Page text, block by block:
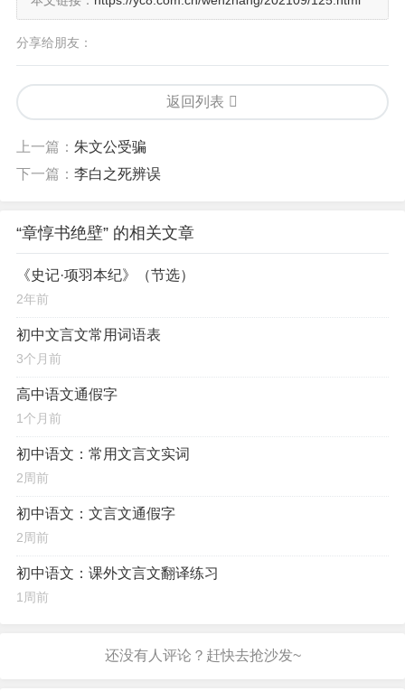
分享给朋友：
返回列表
上一篇： 朱文公受骗
下一篇： 李白之死辨误
“章惇书绝壁” 的相关文章
《史记·项羽本纪》（节选）
2年前
初中文言文常用词语表
3个月前
高中语文通假字
1个月前
初中语文：常用文言文实词
2周前
初中语文：文言文通假字
2周前
初中语文：课外文言文翻译练习
1周前